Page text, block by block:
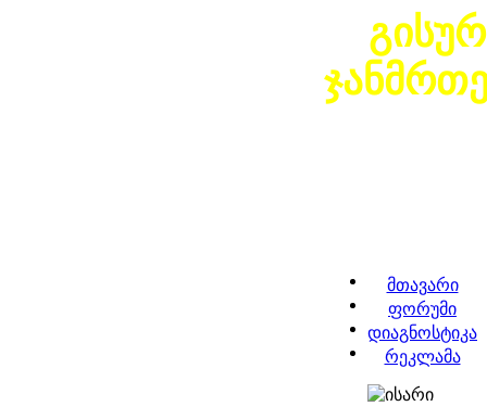
მთავარი
ფორუმი
დიაგნოსტიკა
რეკლამა